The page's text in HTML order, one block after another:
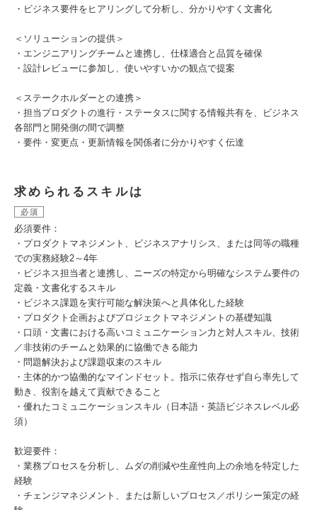
・ビジネス要件をヒアリングして分析し、分かりやすく文書化
＜ソリューションの提供＞
・エンジニアリングチームと連携し、仕様適合と品質を確保
・設計レビューに参加し、使いやすいかの観点で提案
＜ステークホルダーとの連携＞
・担当プロダクトの進行・ステータスに関する情報共有を、ビジネス
各部門と開発側の間で調整
・要件・変更点・更新情報を関係者に分かりやすく伝達
求められるスキルは
必須
必須要件：
・プロダクトマネジメント、ビジネスアナリシス、または同等の職種
での実務経験2～4年
・ビジネス担当者と連携し、ニーズの特定から明確なシステム要件の
定義・文書化するスキル
・ビジネス課題を実行可能な解決策へと具体化した経験
・プロダクト企画およびプロジェクトマネジメントの基礎知識
・口頭・文書における高いコミュニケーション力と対人スキル、技術
／非技術のチームと効果的に協働できる能力
・問題解決および課題収束のスキル
・主体的かつ協働的なマインドセット。指示に依存せず自ら率先して
動き、役割を越えて貢献できること
・優れたコミュニケーションスキル（日本語・英語ビジネスレベル必
須）
歓迎要件：
・業務プロセスを分析し、ムダの削減や生産性向上の余地を特定した
経験
・チェンジマネジメント、または新しいプロセス／ポリシー策定の経